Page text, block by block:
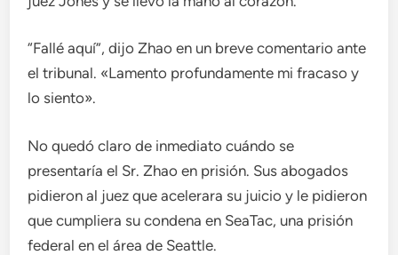
“Fallé aquí”, dijo Zhao en un breve comentario ante
el tribunal. «Lamento profundamente mi fracaso y
lo siento».
No quedó claro de inmediato cuándo se
presentaría el Sr. Zhao en prisión. Sus abogados
pidieron al juez que acelerara su juicio y le pidieron
que cumpliera su condena en SeaTac, una prisión
federal en el área de Seattle.